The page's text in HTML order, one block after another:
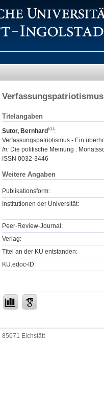
Titelangaben
Sutor, Bernhard
:
Verfassungspatriotismus - Ein
In: Die politische Meinung :
ISSN 0032-3446
Weitere Angaben
Publikationsform:
Institutionen der Universität:
Peer-Review-Journal:
Verlag:
Titel an der KU entstanden:
KU.edoc-ID:
Eichstätt